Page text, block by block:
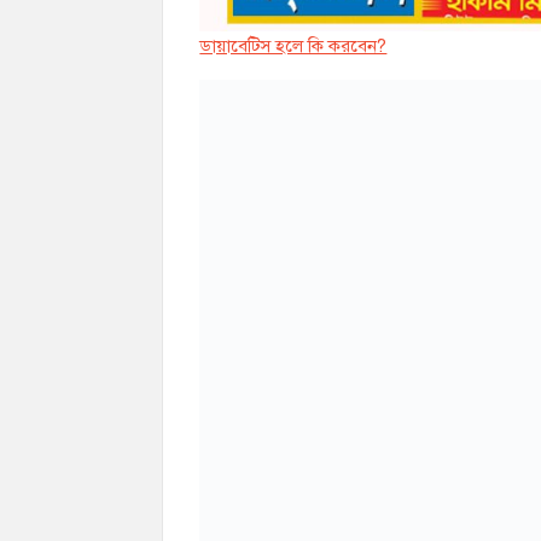
ডায়াবেট্সি হলে কি করবেন?